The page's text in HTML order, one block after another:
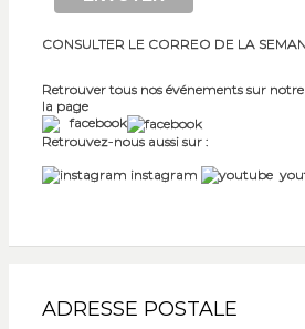
CONSULTER LE CORREO DE LA
Retrouver tous nos événements sur
la page
facebook
Retrouvez-nous aussi sur :
instagram
ADRESSE POSTALE